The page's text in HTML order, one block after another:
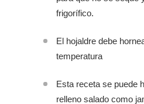
frigorífico.
El hojaldre debe
temperatura
Esta receta se puede
relleno salado como